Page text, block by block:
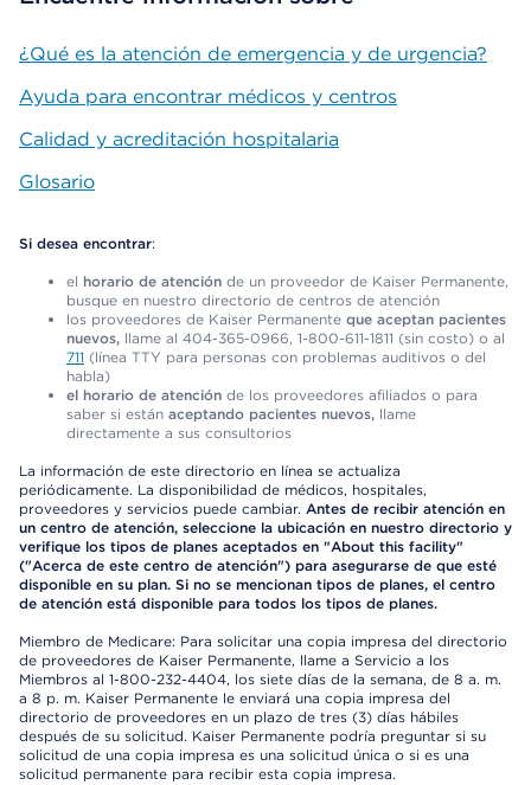
¿Qué es la atención de emergencia y de urgencia?
Ayuda para encontrar médicos y centros
Calidad y acreditación hospitalaria
Glosario
Si desea encontrar:
el horario de atención de un proveedor de Kaiser Permanente,
busque en nuestro directorio de centros de atención
los proveedores de Kaiser Permanente que aceptan pacientes
nuevos, llame al 404-365-0966, 1-800-611-1811 (sin costo) o al
711 (línea TTY para personas con problemas auditivos o del
habla)
el horario de atención de los proveedores afiliados o para
saber si están aceptando pacientes nuevos, llame
directamente a sus consultorios
La información de este directorio en línea se actualiza
periódicamente. La disponibilidad de médicos, hospitales,
proveedores y servicios puede cambiar. Antes de recibir atención en
un centro de atención, seleccione la ubicación en nuestro directorio y
verifique los tipos de planes aceptados en "About this facility"
("Acerca de este centro de atención") para asegurarse de que esté
disponible en su plan. Si no se mencionan tipos de planes, el centro
de atención está disponible para todos los tipos de planes.
Miembro de Medicare: Para solicitar una copia impresa del directorio
de proveedores de Kaiser Permanente, llame a Servicio a los
Miembros al 1-800-232-4404, los siete días de la semana, de 8 a. m.
a 8 p. m. Kaiser Permanente le enviará una copia impresa del
directorio de proveedores en un plazo de tres (3) días hábiles
después de su solicitud. Kaiser Permanente podría preguntar si su
solicitud de una copia impresa es una solicitud única o si es una
solicitud permanente para recibir esta copia impresa.